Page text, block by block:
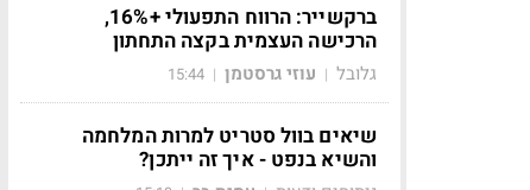
ברקשייר: הרווח התפעולי +16%,
הרכישה העצמית בקצה התחתון
גלובל | עוזי גרסטמן |
15:44
שיאים בוול סטריט למרות המלחמה
והשיא בנפט - איך זה ייתכן?